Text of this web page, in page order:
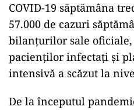
COVID-19 săptămâna
57.000 de cazuri
bilanţurilor sale
pacienţilor infectaţi şi
intensivă a scăzut la
De la începutul